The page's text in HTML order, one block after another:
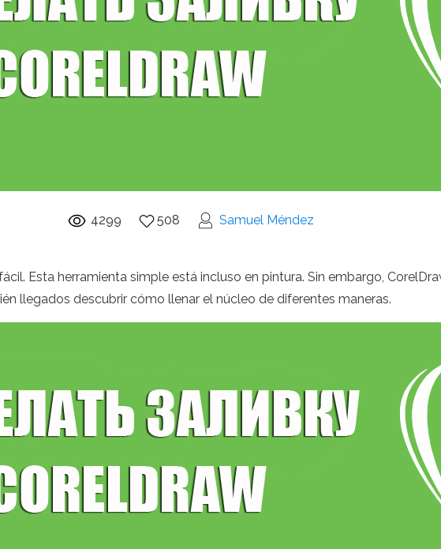
4299 508 Samuel Méndez
Esta herramienta simple está incluso en pintura. Sin embargo,
llegados descubrir cómo llenar el núcleo de diferentes maneras.